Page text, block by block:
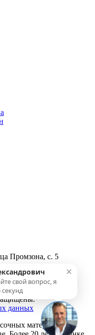
Промзона, с. 5
данных
материалов
×
свой вопрос, я
секунд